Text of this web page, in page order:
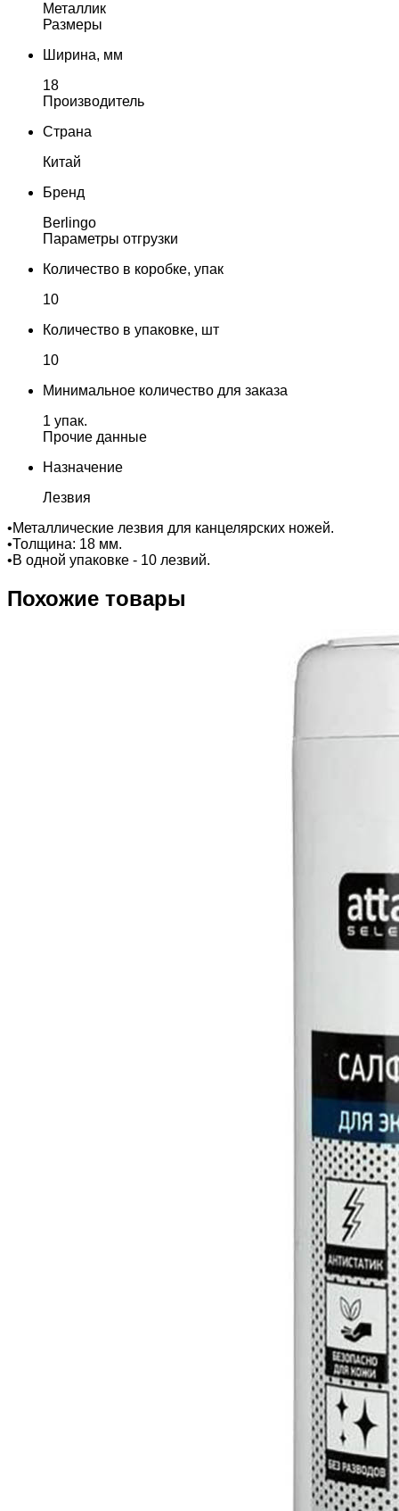
Металлик
Размеры
Ширина, мм
18
Производитель
Страна
Китай
Бренд
Berlingo
Параметры отгрузки
Количество в коробке, упак
10
Количество в упаковке, шт
10
Минимальное количество для заказа
1 упак.
Прочие данные
Назначение
Лезвия
•Металлические лезвия для канцелярских ножей.
•Толщина: 18 мм.
•В одной упаковке - 10 лезвий.
Похожие товары